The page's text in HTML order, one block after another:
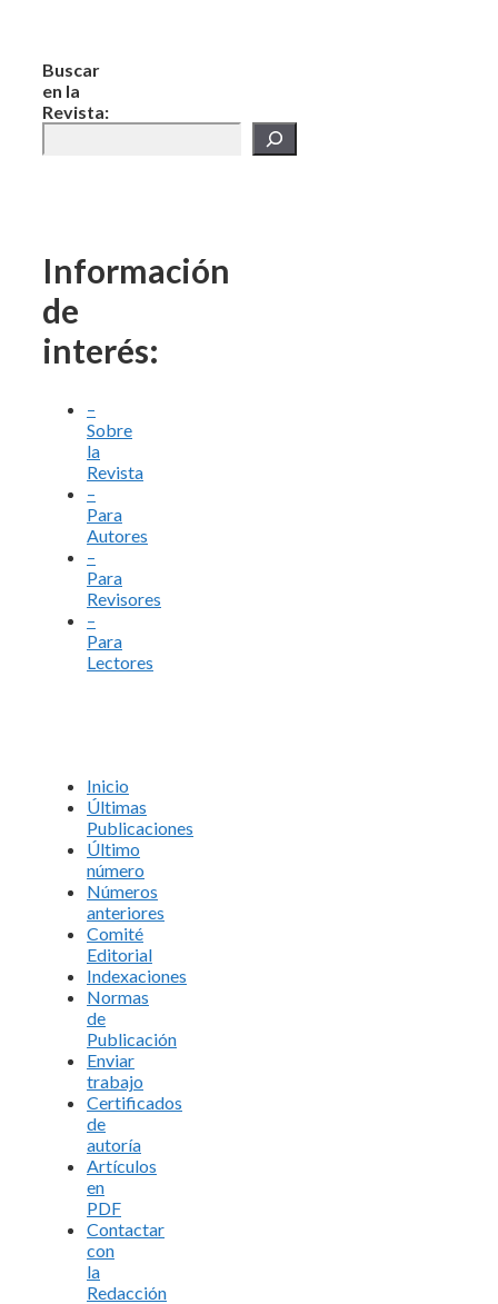
Buscar
en la
Revista:
Información
de
interés:
–
Sobre
la
Revista
–
Para
Autores
–
Para
Revisores
–
Para
Lectores
Inicio
Últimas
Publicaciones
Último
número
Números
anteriores
Comité
Editorial
Indexaciones
Normas
de
Publicación
Enviar
trabajo
Certificados
de
autoría
Artículos
en
PDF
Contactar
con
la
Redacción